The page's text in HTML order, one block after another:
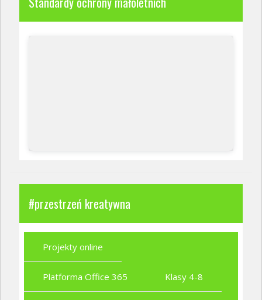
#przestrzeń kreatywna
Projekty online
Platforma Office 365 Klasy 4-8